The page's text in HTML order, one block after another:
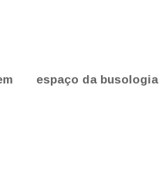
espaço da busologia